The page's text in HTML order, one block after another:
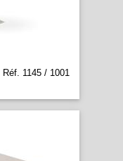
Réf. 1145 / 1001